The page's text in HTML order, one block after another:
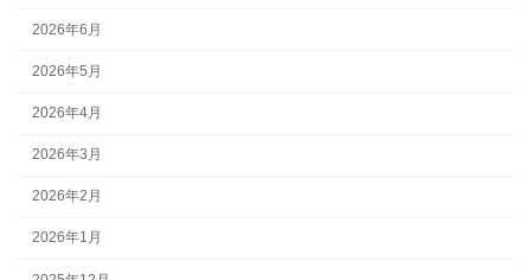
2026年6月
2026年5月
2026年4月
2026年3月
2026年2月
2026年1月